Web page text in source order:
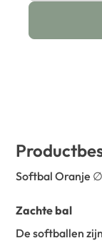
Softbal Oranje
Zachte bal
De softballen